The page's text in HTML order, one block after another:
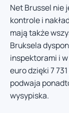
Net Brussel nie
kontrole i
mają także
Bruksela
inspektorami i w
euro dzięki 7
podwaja
wysypiska.